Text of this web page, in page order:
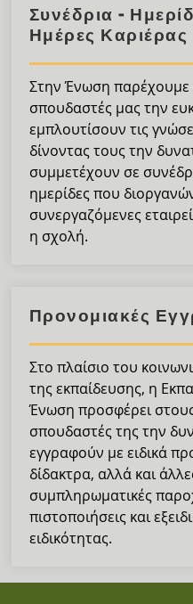
Συνέδρια -
Ημέρες Καριέρας
Στην Ένωση παρέχουμε
σπουδαστές μας την
εμπλουτίσουν τις
δίνοντας τους την
συμμετέχουν σε
ημερίδες που
συνεργαζόμενες
η σχολή.
Προνομιακές
Στο πλαίσιο του
της εκπαίδευσης, η
Ένωση προσφέρει
σπουδαστές της την
εγγραφούν με ειδικά
δίδακτρα, αλλά και
συμπληρωματικές
πιστοποιήσεις και
ειδικότητας.